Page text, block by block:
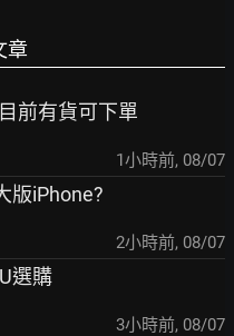
章
前有貨可下單
1小時前, 08/07
版iPhone?
2小時前, 08/07
選購
3小時前, 08/07